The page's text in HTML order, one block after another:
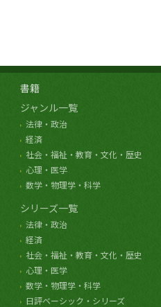
書籍
ジャンル一覧
法律・政治
経済
社会・福祉・教育・文化・歴史
心理・医学
数学・物理学・科学
シリーズ一覧
法律・政治
経済
社会・福祉・教育・文化・歴史
心理・医学
数学・物理学・科学
日評ベーシック・シリーズ